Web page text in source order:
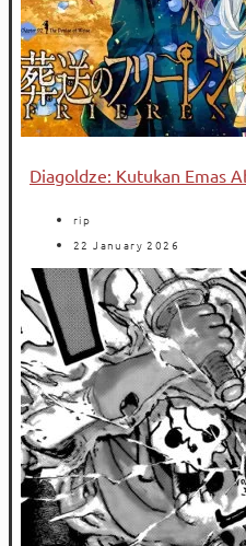
Diagoldze: Kutukan Emas
rip
22 January 2026